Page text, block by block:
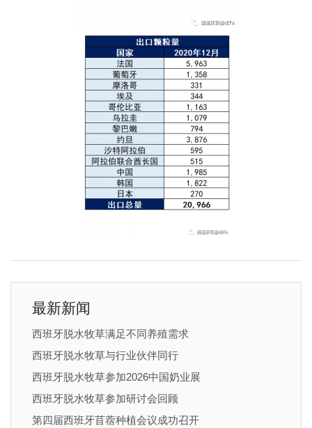
最新新闻
西班牙脱水牧草满足不同养殖需求
西班牙脱水牧草与行业伙伴同行
西班牙脱水牧草参加2026中国奶业展
西班牙脱水牧草参加研讨会回顾
第四届西班牙苜蓿种植会议成功召开